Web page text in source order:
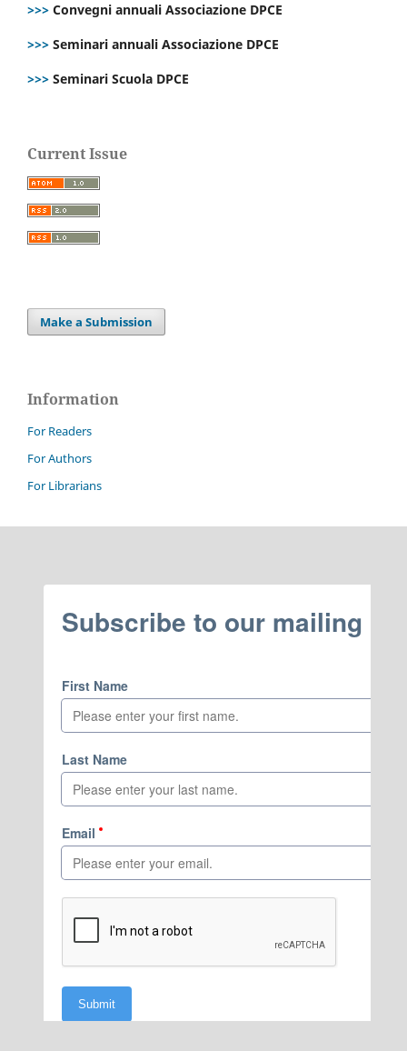
>>> Convegni annuali Associazione DPCE
>>> Seminari annuali Associazione DPCE
>>> Seminari Scuola DPCE
Current Issue
Make a Submission
Information
For Readers
For Authors
For Librarians